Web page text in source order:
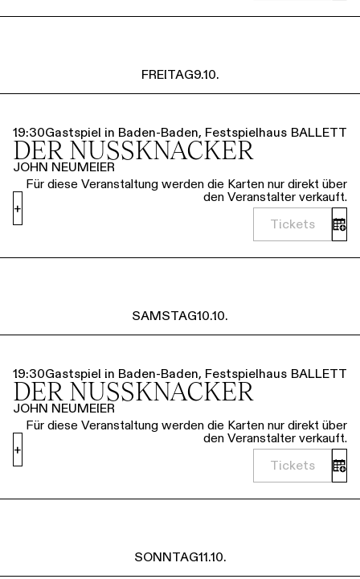
FREITAG9.10.
19:30Gastspiel in Baden-Baden, Festspielhaus BALLETT
DER NUSSKNACKER
JOHN NEUMEIER
Für diese Veranstaltung werden die Karten nur direkt über
den Veranstalter verkauft.
Tickets
+
SAMSTAG10.10.
19:30Gastspiel in Baden-Baden, Festspielhaus BALLETT
DER NUSSKNACKER
JOHN NEUMEIER
Für diese Veranstaltung werden die Karten nur direkt über
den Veranstalter verkauft.
Tickets
+
SONNTAG11.10.